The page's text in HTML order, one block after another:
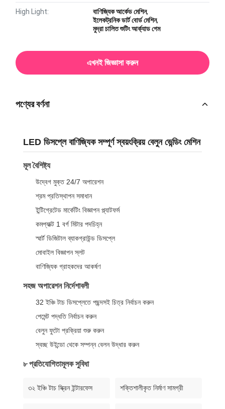
High Light: বাণিজ্যিক আর্কেড মেশিন,
ইলেকট্রনিক ডার্ট বোর্ড মেশিন,
মুদ্রা চালিত শুটিং আর্ক্যাড গেম
এখনই জিজ্ঞাসা করুন
পণ্যের বর্ণনা
LED ডিসপ্লে বাণিজ্যিক সম্পূর্ণ স্বয়ংক্রিয় বেলুন ভেন্ডিং মেশিন
মূল বৈশিষ্ট্য
উদ্বেগ মুক্ত 24/7 অপারেশন
শ্রম প্রতিস্থাপন সমাধান
ইন্টিগ্রেটেড মার্কেটিং বিজ্ঞাপন প্ল্যাটফর্ম
কমপ্যাক্ট 1 বর্গ মিটার পদচিহ্ন
স্মার্ট ডিজিটাল ব্যাকগ্রাউন্ড ডিসপ্লে
মোবাইল বিজ্ঞাপন স্লট
বাণিজ্যিক গ্রাহকদের আকর্ষণ
সহজ অপারেশন নির্দেশাবলী
32 ইঞ্চি টাচ ডিসপ্লেতে পছন্দসই চিত্র নির্বাচন করুন
পেমেন্ট পদ্ধতি নির্বাচন করুন
বেলুন ফুটো প্রক্রিয়া শুরু করুন
স্বচ্ছ উইন্ডো থেকে সম্পন্ন বেলন উদ্ধার করুন
৮ প্রতিযোগিতামূলক সুবিধা
৩২ ইঞ্চি টাচ স্ক্রিন ইন্টারফেস শক্তিশালীকৃত নির্মাণ সামগ্রী